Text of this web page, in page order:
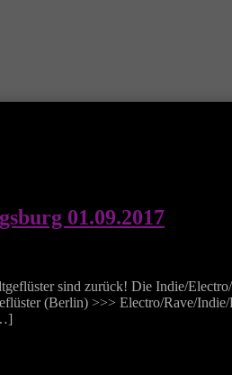
01.09.2017
sind zurück! Die Indie/
(Berlin) >>> Electro/Rave/